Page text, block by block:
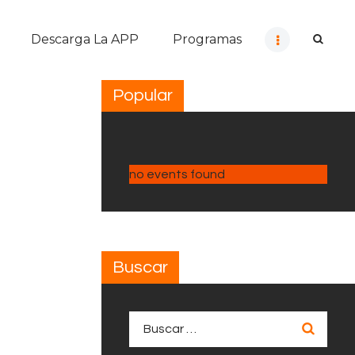
Descarga La APP Programas
Popular
no events found
Buscar